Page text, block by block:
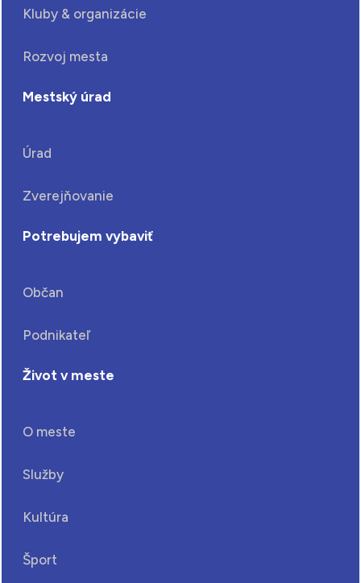
Kluby & organizácie
Rozvoj mesta
Mestský úrad
Úrad
Zverejňovanie
Potrebujem vybaviť
Občan
Podnikateľ
Život v meste
O meste
Služby
Kultúra
Šport